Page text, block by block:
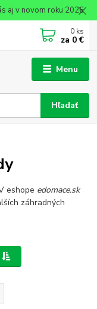
aj v novom roku 2026
Menu
Hľadať
0 ks
za 0 €
eshope edomace.sk
záhradných